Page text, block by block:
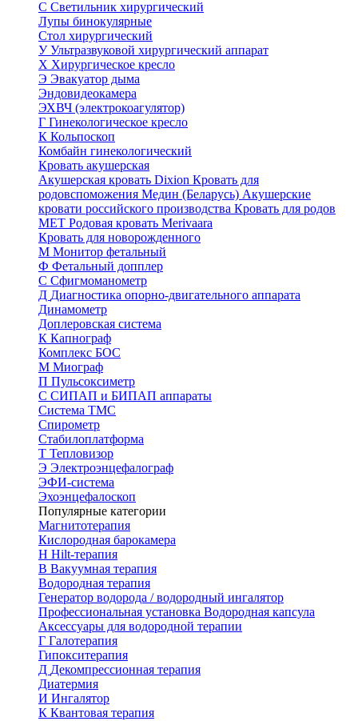
С Светильник хирургический
Лупы бинокулярные
Стол хирургический
УУльтразвуковой хирургический аппарат
Х Хирургическое кресло
Э Эвакуатор дыма
Эндовидеокамера
ЭХВЧ (электрокоагулятор)
Г Гинекологическое кресло
К Кольпоскоп
Комбайн гинекологический
Кровать акушерская
Акушерская кровать Dixion Кровать для
родовспоможения Медин (Беларусь) Акушерские
кровати российского производства Кровать для родов
МЕТ Родовая кровать Merivaara
Кровать для новорожденного
М Монитор фетальный
Ф Фетальный допплер
C Cфигмоманометр
Д Диагностика опорно-двигательного аппарата
Динамометр
Доплеровская система
К Капнограф
Комплекс БОС
М Миограф
П Пульсоксиметр
С СИПАП и БИПАП аппараты
Система ТМС
Спирометр
Стабилоплатформа
Т Тепловизор
Э Электроэнцефалограф
ЭФИ-система
Эхоэнцефалоскоп
Популярные категории
Магнитотерапия
Кислородная барокамера
H Hilt-терапия
В Вакуумная терапия
Водородная терапия
Генератор водорода / водородный ингалятор
Профессиональная установка Водородная капсула
Аксессуары для водородной терапии
Г Галотерапия
Гипокситерапия
Д Декомпрессионная терапия
Диатермия
И Ингалятор
К Квантовая терапия